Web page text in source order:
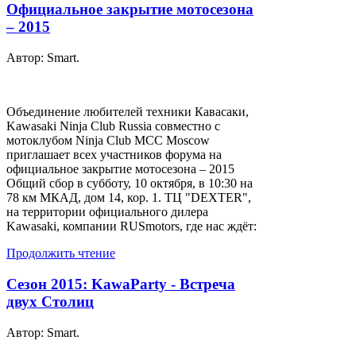
Официальное закрытие мотосезона
– 2015
Автор: Smart.
Объединение любителей техники Кавасаки,
Kawasaki Ninja Club Russia совместно с
мотоклубом Ninja Club MCC Moscow
приглашает всех участников форума на
официальное закрытие мотосезона – 2015
Общий сбор в субботу, 10 октября, в 10:30 на
78 км МКАД, дом 14, кор. 1. ТЦ "DEXTER",
на территории официального дилера
Kawasaki, компании RUSmotors, где нас ждёт:
Продолжить чтение
Сезон 2015: KawaParty - Встреча
двух Столиц
Автор: Smart.